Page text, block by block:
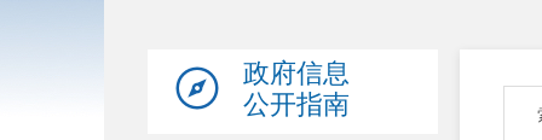
政府信息
公开指南